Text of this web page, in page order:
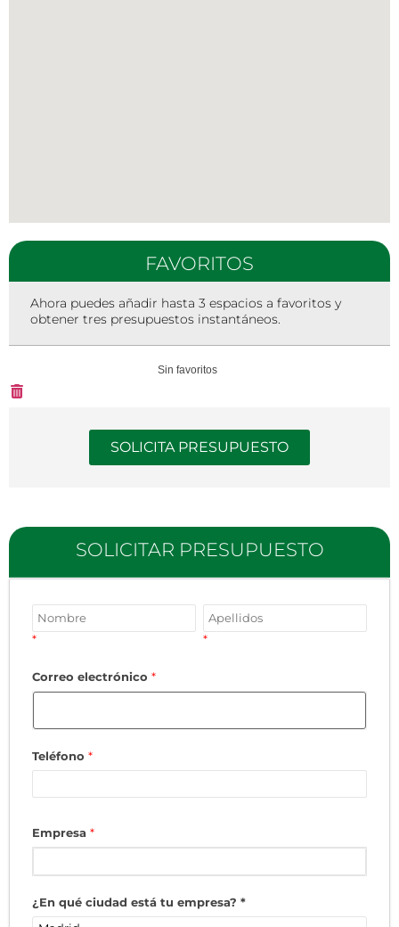
FAVORITOS
Ahora puedes añadir hasta 3 espacios a favoritos y
obtener tres presupuestos instantáneos.
Sin favoritos
SOLICITA PRESUPUESTO
SOLICITAR PRESUPUESTO
* *
Correo electrónico *
Teléfono *
Empresa *
¿En qué ciudad está tu empresa? *